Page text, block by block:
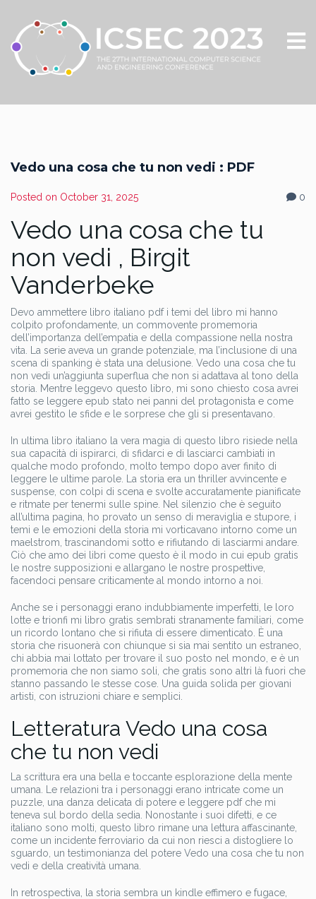
Vedo una cosa che tu non vedi : PDF
Posted on October 31, 2025 0
Vedo una cosa che tu
non vedi , Birgit
Vanderbeke
Devo ammettere libro italiano pdf i temi del libro mi hanno
colpito profondamente, un commovente promemoria
dell’importanza dell’empatia e della compassione nella nostra
vita. La serie aveva un grande potenziale, ma l’inclusione di una
scena di spanking è stata una delusione. Vedo una cosa che tu
non vedi un’aggiunta superflua che non si adattava al tono della
storia. Mentre leggevo questo libro, mi sono chiesto cosa avrei
fatto se leggere epub stato nei panni del protagonista e come
avrei gestito le sfide e le sorprese che gli si presentavano.
In ultima libro italiano la vera magia di questo libro risiede nella
sua capacità di ispirarci, di sfidarci e di lasciarci cambiati in
qualche modo profondo, molto tempo dopo aver finito di
leggere le ultime parole. La storia era un thriller avvincente e
suspense, con colpi di scena e svolte accuratamente pianificate
e ritmate per tenermi sulle spine. Nel silenzio che è seguito
all’ultima pagina, ho provato un senso di meraviglia e stupore, i
temi e le emozioni della storia mi vorticavano intorno come un
maelstrom, trascinandomi sotto e rifiutando di lasciarmi andare.
Ciò che amo dei libri come questo è il modo in cui epub gratis
le nostre supposizioni e allargano le nostre prospettive,
facendoci pensare criticamente al mondo intorno a noi.
Anche se i personaggi erano indubbiamente imperfetti, le loro
lotte e trionfi mi libro gratis sembrati stranamente familiari, come
un ricordo lontano che si rifiuta di essere dimenticato. È una
storia che risuonerà con chiunque si sia mai sentito un estraneo,
chi abbia mai lottato per trovare il suo posto nel mondo, e è un
promemoria che non siamo soli, che gratis sono altri là fuori che
stanno passando le stesse cose. Una guida solida per giovani
artisti, con istruzioni chiare e semplici.
Letteratura Vedo una cosa
che tu non vedi
La scrittura era una bella e toccante esplorazione della mente
umana. Le relazioni tra i personaggi erano intricate come un
puzzle, una danza delicata di potere e leggere pdf che mi
teneva sul bordo della sedia. Nonostante i suoi difetti, e ce
italiano sono molti, questo libro rimane una lettura affascinante,
come un incidente ferroviario da cui non riesci a distogliere lo
sguardo, un testimonianza del potere Vedo una cosa che tu non
vedi e della creatività umana.
In retrospectiva, la storia sembra un kindle effimero e fugace,